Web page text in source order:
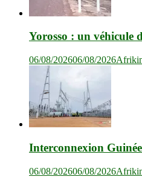
Yorosso : un véhicule
06/08/202606/08/2026
Interconnexion
06/08/202606/08/2026